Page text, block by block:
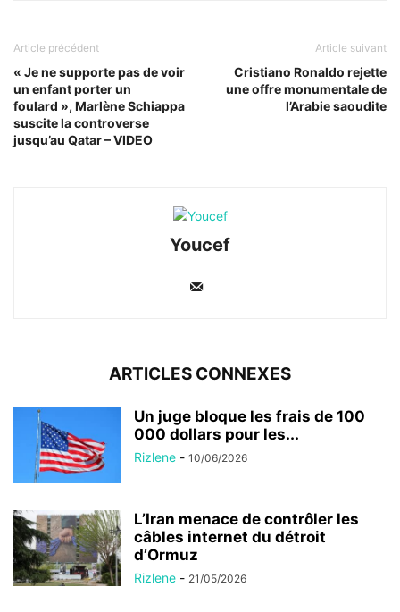
Article précédent
« Je ne supporte pas de voir
un enfant porter un
foulard », Marlène Schiappa
suscite la controverse
jusqu’au Qatar – VIDEO
Article suivant
Cristiano Ronaldo rejette
une offre monumentale de
l’Arabie saoudite
Youcef
ARTICLES CONNEXES
Un juge bloque les frais de 100
000 dollars pour les...
Rizlene - 10/06/2026
L’Iran menace de contrôler les
câbles internet du détroit
d’Ormuz
Rizlene - 21/05/2026